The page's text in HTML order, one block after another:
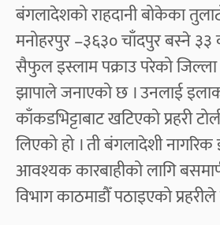
बंगलादेशको राहदानी बोकेका
मनोहरपुर –३६३० चाँदपुर बस्ने ३३
सैफुल इस्लाम पक्राउ परेको जिल्ला
झापाले जनाएको छ । उनलाई
काँकडभिट्टाबाट खटिएको प्रहरी
लिएको हो । ती बंगलादेशी
आवश्यक कारबाहीको लागि
विभाग काठमाडौँ पठाइएको